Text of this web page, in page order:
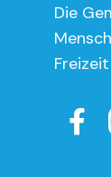
Die
